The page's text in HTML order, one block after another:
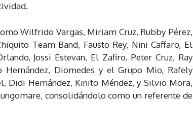
Wilfrido Vargas, Miriam Cruz, Rubby Pérez,
Team Band, Fausto Rey, Nini Caffaro, El
Jossi Estevan, El Zafiro, Peter Cruz, Ray
Hernández, Diomedes y el Grupo Mio, Rafely
Didi Hernández, Kinito Méndez, y Silvio Mora,
consolidándolo como un referente de